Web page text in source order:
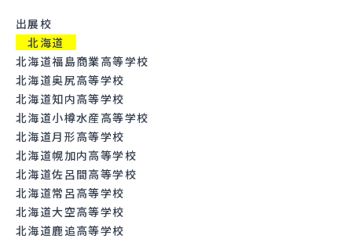
出展校
北海道
北海道福島商業高等学校
北海道奥尻高等学校
北海道知内高等学校
北海道小樽水産高等学校
北海道月形高等学校
北海道幌加内高等学校
北海道佐呂間高等学校
北海道常呂高等学校
北海道大空高等学校
北海道鹿追高等学校